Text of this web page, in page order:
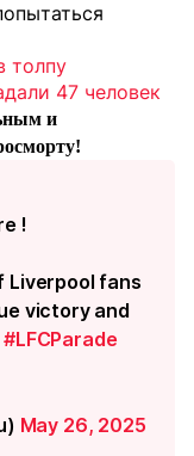
толпу
47 человек
и
!
Liverpool fans
victory and
#LFCParade
May 26, 2025